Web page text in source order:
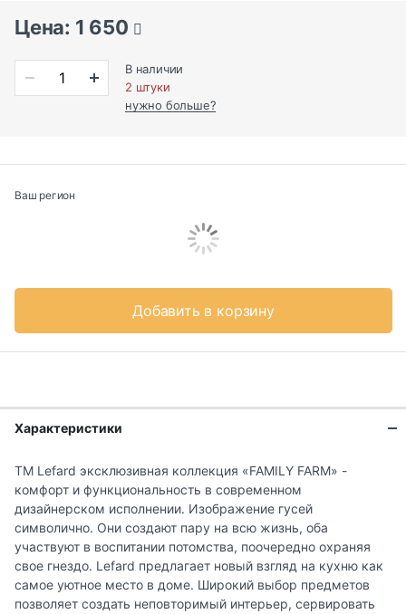
Цена: 1 650
В наличии
2 штуки
нужно больше?
Ваш регион
Добавить в корзину
Характеристики
ТM Lefard эксклюзивная коллекция «FAMILY FARM» -
комфорт и функциональность в современном
дизайнерском исполнении. Изображение гусей
символично. Они создают пару на всю жизнь, оба
участвуют в воспитании потомства, поочередно охраняя
свое гнездо. Lefard предлагает новый взгляд на кухню как
самое уютное место в доме. Широкий выбор предметов
позволяет создать неповторимый интерьер, сервировать